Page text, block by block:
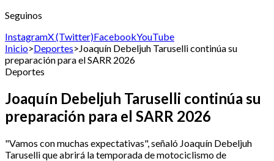
Seguinos
InstagramX (Twitter)FacebookYouTube
Inicio>Deportes>Joaquín Debeljuh Taruselli continúa su
preparación para el SARR 2026
Deportes
Joaquín Debeljuh Taruselli continúa su
preparación para el SARR 2026
"Vamos con muchas expectativas", señaló Joaquín Debeljuh
Taruselli que abrirá la temporada de motociclismo de